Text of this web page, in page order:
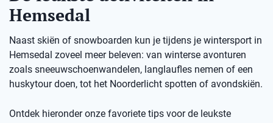
Hemsedal
Naast skiën of snowboarden kun je tijdens je wintersport in
Hemsedal zoveel meer beleven: van winterse avonturen
zoals sneeuwschoenwandelen, langlaufles nemen of een
huskytour doen, tot het Noorderlicht spotten of avondskiën.
Ontdek hieronder onze favoriete tips voor de leukste